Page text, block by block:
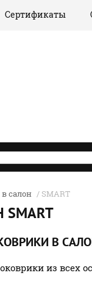
Сертификаты
салон / SMART
В
из всех